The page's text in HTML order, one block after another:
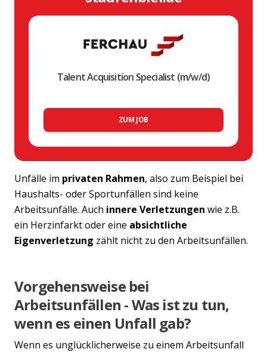
Talent Acquisition Specialist (m/w/d)
ZUM JOB
Unfälle im privaten Rahmen, also zum Beispiel bei
Haushalts- oder Sportunfällen sind keine
Arbeitsunfälle. Auch innere Verletzungen wie z.B.
ein Herzinfarkt oder eine absichtliche
Eigenverletzung zählt nicht zu den Arbeitsunfällen.
Vorgehensweise bei
Arbeitsunfällen - Was ist zu tun,
wenn es einen Unfall gab?
Wenn es unglücklicherweise zu einem Arbeitsunfall